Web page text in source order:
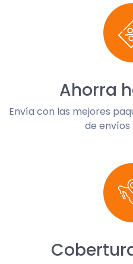
Ahorra
Envía con las mejores
de envíos